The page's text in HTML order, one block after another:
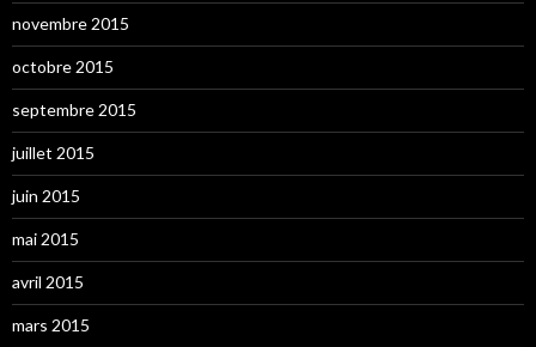
novembre 2015
octobre 2015
septembre 2015
juillet 2015
juin 2015
mai 2015
avril 2015
mars 2015